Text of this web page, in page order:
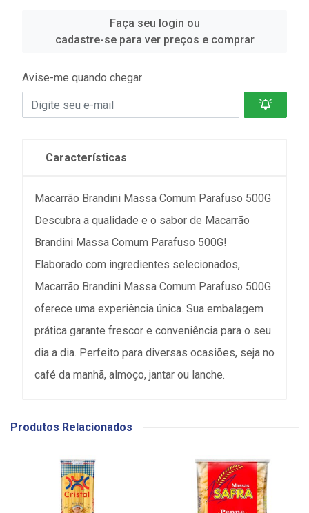
Faça seu login ou
cadastre-se para ver preços e comprar
Avise-me quando chegar
Características
Macarrão Brandini Massa Comum Parafuso 500G
Descubra a qualidade e o sabor de Macarrão
Brandini Massa Comum Parafuso 500G!
Elaborado com ingredientes selecionados,
Macarrão Brandini Massa Comum Parafuso 500G
oferece uma experiência única. Sua embalagem
prática garante frescor e conveniência para o seu
dia a dia. Perfeito para diversas ocasiões, seja no
café da manhã, almoço, jantar ou lanche.
Produtos Relacionados